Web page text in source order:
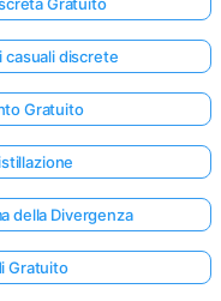
casuali discrete
Gratuito
della Divergenza
Gratuito